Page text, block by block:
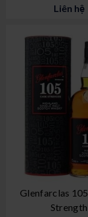
Liên hệ
Glenfarclas
Strength